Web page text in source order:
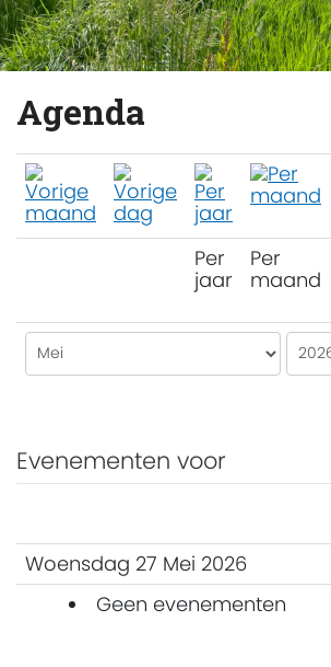
Agenda
Per
jaar
Per
maand
Evenementen voor
Woensdag 27 Mei 2026
Geen evenementen